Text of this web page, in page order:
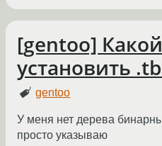
[gentoo]
установить
gentoo
У меня нет дерева
просто указываю